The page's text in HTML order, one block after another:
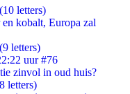
letters)
kobalt, Europa zal
letters)
uur #76
zinvol in oud huis?
letters)